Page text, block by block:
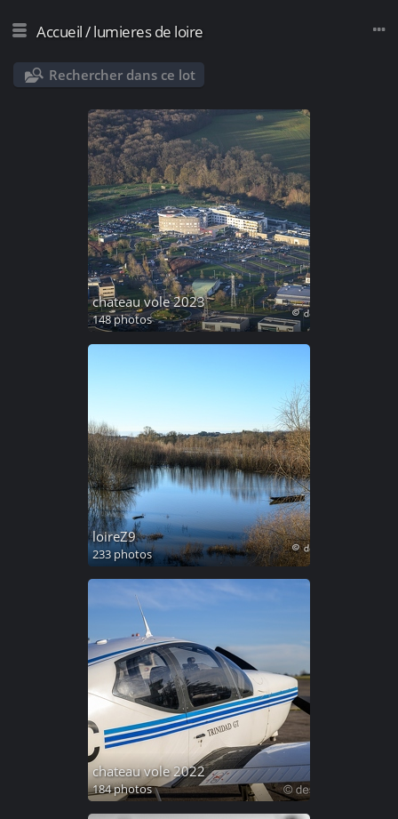
Accueil/lumieres de loire
Rechercher dans ce lot
chateau vole 2023
148 photos
loireZ9
233 photos
chateau vole 2022
184 photos